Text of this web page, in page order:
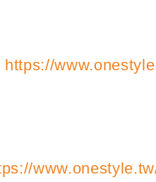
https://